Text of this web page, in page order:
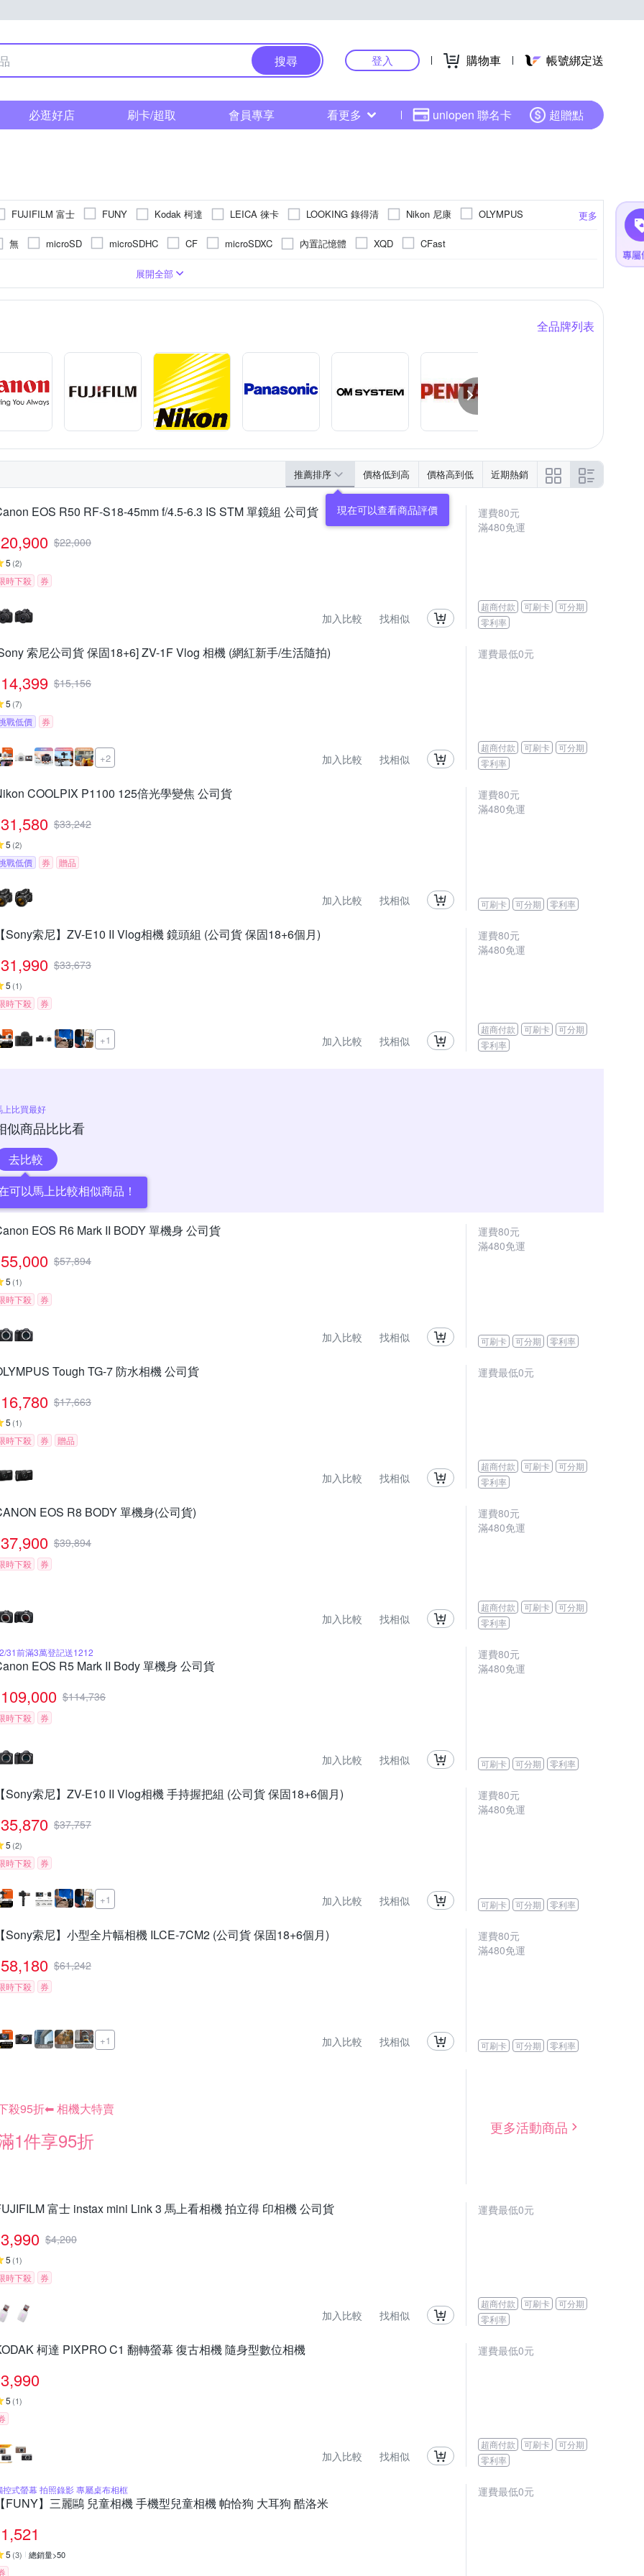
搜尋 登入 購物車 帳號綁定送
必逛好店 刷卡/超取 會員專享 看更多 uniopen 聯名卡 超贈點
更多
FUJIFILM 富士 FUNY Kodak 柯達 LEICA 徠卡 LOOKING 錄得清 Nikon 尼康
OLYMPUS
國際牌
PENTAX Polaroid 寶麗萊 RASTO RICOH SANRIO 三麗鷗 Sigma
無 microSD microSDHC CF microSDXC 內置記憶體 XQD
CFast
固定式螢幕
1200萬~1600萬像素
BSI CMOS(高感光背照式)
拍立得
無
1/6000秒
展開全部
全品牌列表
推薦排序 價格低到高 價格高到低 近期熱銷
EOS R50 RF-S18-45mm f/4.5-6.3 IS STM 單鏡組 公司貨
20,900 $22,000
5 (2)
時下殺 券
加入比較 找相似
運費80元
滿480免運
超商付款 可刷卡
可分期
零利率
索尼公司貨 保固18+6] ZV-1F Vlog 相機 (網紅新手/生活隨拍)
14,399 $15,156
5 (7)
戰低價 券
+2 加入比較 找相似
運費最低0元
超商付款 可刷卡
可分期
零利率
COOLPIX P1100 125倍光學變焦 公司貨
31,580 $33,242
5 (2)
戰低價 券 贈品
加入比較 找相似
運費80元
滿480免運
可刷卡 可分期 零利率
Sony索尼】ZV-E10 II Vlog相機 鏡頭組 (公司貨 保固18+6個月)
31,990 $33,673
5 (1)
時下殺 券
+1 加入比較 找相似
運費80元
滿480免運
超商付款 可刷卡
可分期
零利率
上比買最好
似商品比比看
去比較
可以馬上比較相似商品！
EOS R6 Mark II BODY 單機身 公司貨
55,000 $57,894
5 (1)
時下殺 券
加入比較 找相似
運費80元
滿480免運
可刷卡 可分期 零利率
Tough TG-7 防水相機 公司貨
16,780 $17,663
5 (1)
時下殺 券 贈品
加入比較 找相似
運費最低0元
超商付款 可刷卡
可分期
零利率
EOS R8 BODY 單機身(公司貨)
37,900 $39,894
時下殺 券
加入比較 找相似
運費80元
滿480免運
超商付款 可刷卡
可分期
零利率
31前滿3萬登記送1212
EOS R5 Mark II Body 單機身 公司貨
109,000 $114,736
時下殺 券
加入比較 找相似
運費80元
滿480免運
可刷卡 可分期 零利率
Sony索尼】ZV-E10 II Vlog相機 手持握把組 (公司貨 保固18+6個月)
35,870 $37,757
5 (2)
時下殺 券
+1 加入比較 找相似
運費80元
滿480免運
可刷卡 可分期 零利率
Sony索尼】小型全片幅相機 ILCE-7CM2 (公司貨 保固18+6個月)
58,180 $61,242
時下殺 券
+1 加入比較 找相似
運費80元
滿480免運
可刷卡 可分期 零利率
殺95折⬅︎ 相機大特賣
1件享95折
更多活動商品
富士 instax mini Link 3 馬上看相機 拍立得 印相機 公司貨
3,990 $4,200
5 (1)
時下殺 券
加入比較 找相似
運費最低0元
超商付款 可刷卡
可分期
零利率
柯達 PIXPRO C1 翻轉螢幕 復古相機 隨身型數位相機
3,990
5 (1)
加入比較 找相似
運費最低0元
超商付款 可刷卡
可分期
零利率
控式螢幕 拍照錄影 專屬桌布相框
FUNY】三麗鷗 兒童相機 手機型兒童相機 帕恰狗 大耳狗 酷洛米
1,521
5 (3) 總銷量>50
運費最低0元